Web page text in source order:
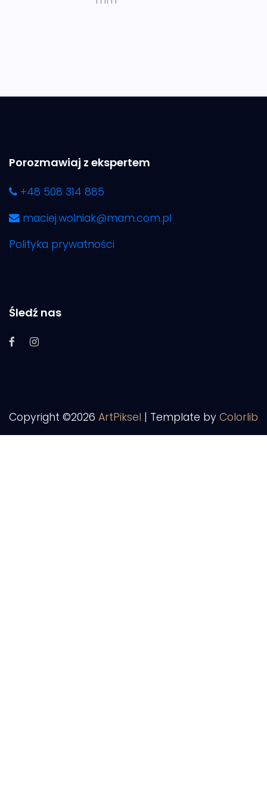
Porozmawiaj z ekspertem
+48 508 314 885
maciej.wolniak@mam.com.pl
Polityka prywatności
Śledź nas
Copyright ©2026 ArtPiksel | Template by Colorlib